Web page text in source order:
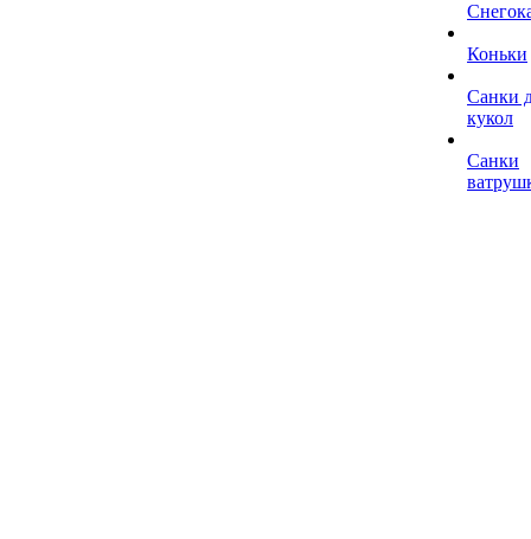
Коньки
Санки
кукол
Санки